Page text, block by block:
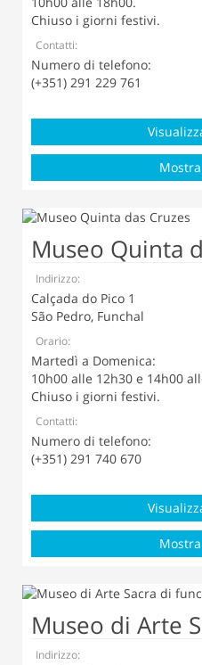
Chiuso i giorni festivi.
Contatti:
Numero di telefono:
(+351) 291 229 761
Museo Quinta
Indirizzo:
Calçada do Pico 1
São Pedro, Funchal
Orario:
Martedì a Domenica:
10h00 alle 12h30 e 14h00
Chiuso i giorni festivi.
Contatti:
Numero di telefono:
(+351) 291 740 670
Museo di Arte
Indirizzo: